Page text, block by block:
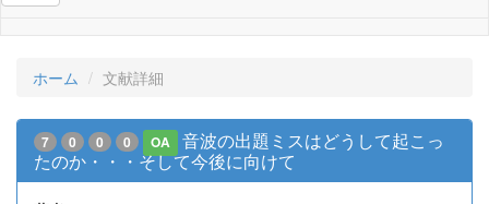
ホーム 文献詳細
7 0 0 0 OA
音波の出題ミスはどうして起こっ
たのか・・・そして今後に向けて